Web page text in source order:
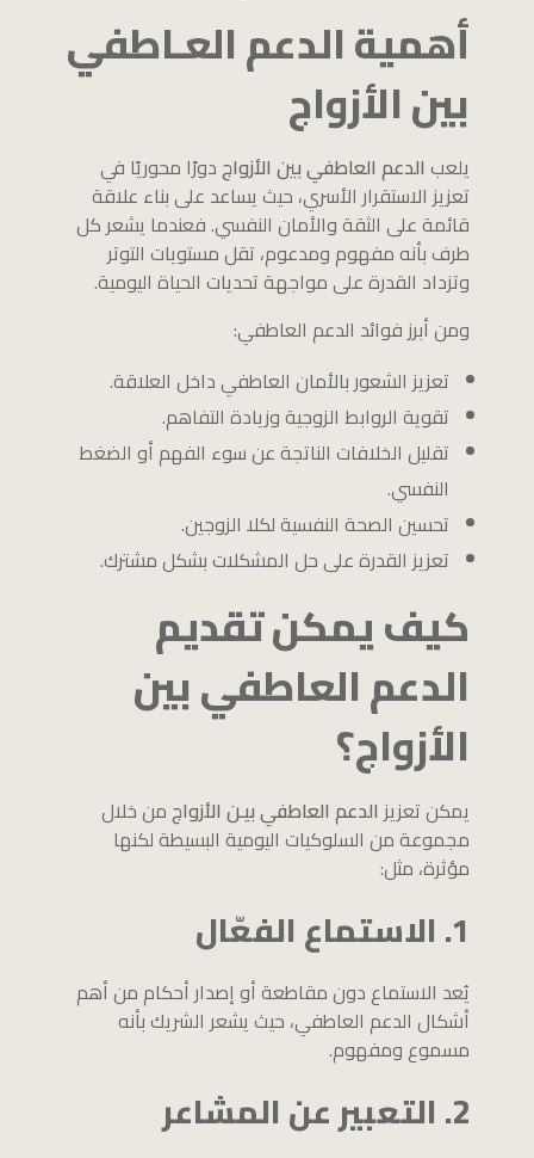
أهمية الدعم العـاطفي
بين الأزواج
يلعب الدعم العاطفي بين الأزواجدورًا محوريًا في
تعزيز الاستقرار الأسري، حيث يساعد على بناء علاقة
قائمة على الثقة والأمان النفسي. فعندما يشعر كل
طرف بأنه مفهوم ومدعوم، تقل مستويات التوتر
وتزداد القدرة على مواجهة تحديات الحياة اليومية.
ومن أبرز فوائد الدعم العاطفي:
تعزيز الشعور بالأمان العاطفي داخل العلاقة.
تقوية الروابط الزوجية وزيادة التفاهم.
تقليل الخلافات الناتجة عن سوء الفهم أو الضغط
النفسي.
تحسين الصحة النفسية لكلا الزوجين.
تعزيز القدرة على حل المشكلات بشكل مشترك.
كيف يمكن تقديم
الدعم العاطفي بين
الأزواج؟
يمكن تعزيزالدعم العاطفي بيـن الأزواجمن خلال
مجموعة من السلوكيات اليومية البسيطة لكنها
مؤثرة، مثل:
1. الاستماع الفعّال
يُعد الاستماع دون مقاطعة أو إصدار أحكام من أهم
أشكال الدعم العاطفي، حيث يشعر الشريك بأنه
مسموع ومفهوم.
2. التعبير عن المشاعر